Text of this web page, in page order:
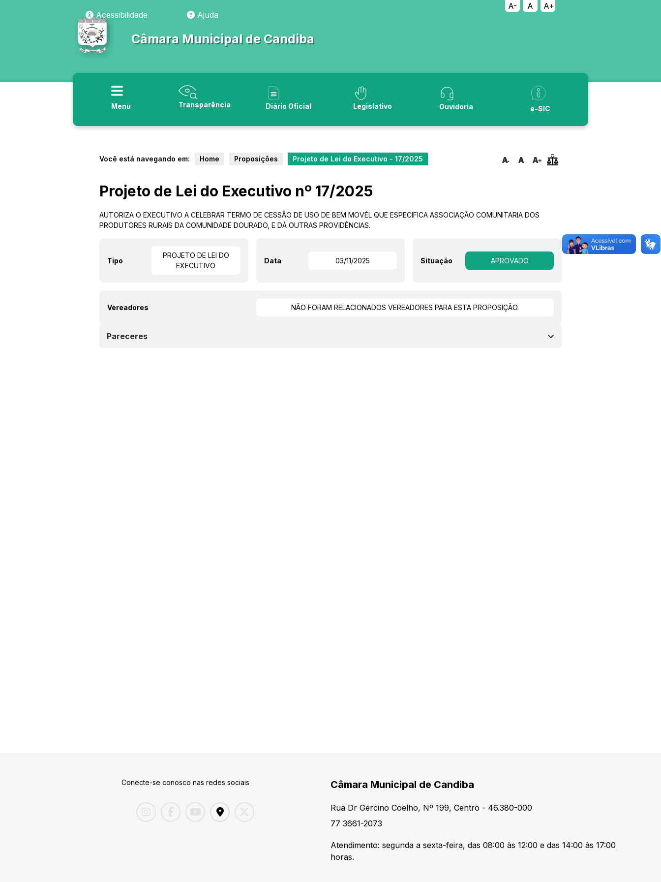
A- A
A+
Acessibilidade
Ajuda
Câmara Municipal de Candiba
Menu Transparência Diário Oficial Legislativo Ouvidoria e-SIC
Você está navegando em: Home Proposições Projeto de Lei do Executivo - 17/2025
Projeto de Lei do Executivo nº 17/2025
AUTORIZA O EXECUTIVO A CELEBRAR TERMO DE CESSÃO DE USO DE BEM MOVÉL QUE ESPECIFICA ASSOCIAÇÃO COMUNITARIA DOS
PRODUTORES RURAIS DA COMUNIDADE DOURADO, E DÁ OUTRAS PROVIDÊNCIAS.
Tipo
PROJETO DE LEI DO
EXECUTIVO
Data 03/11/2025 Situação APROVADO
Vereadores NÃO FORAM RELACIONADOS VEREADORES PARA ESTA PROPOSIÇÃO.
Pareceres
Conecte-se conosco nas redes sociais Câmara Municipal de Candiba
Rua Dr Gercino Coelho, Nº 199, Centro - 46.380-000
77 3661-2073
Atendimento: segunda a sexta-feira, das 08:00 às 12:00 e das 14:00 às 17:00
horas.